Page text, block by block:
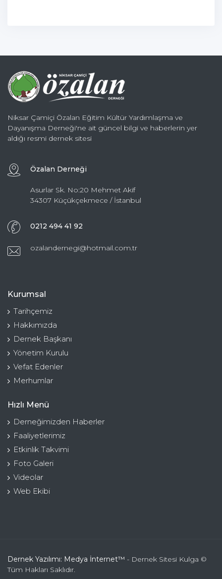
Niksar Çamiçi Özalan Eğitim Kültür Yardımlaşma ve
Dayanışma Derneği'ne ait güncel bilgi ve haberlerin yer
aldığı resmi dernek sitesi
Özalan Derneği
Asurlar Sk. No:20 Mehmet Akif
34307 Küçükçekmece / İstanbul
0212 494 41 92
ozalandernegi@hotmail.com.tr
Kurumsal
Tarihçemiz
Hakkımızda
Dernek Başkanı
Yönetim Kurulu
Vefat Edenler
Merhumlar
Hızlı Menü
Derneğimizden Haberler
Faaliyetlerimiz
Etkinlik Takvimi
Foto Galeri
Videolar
Web Ekibi
Dernek Yazılımı: Medya İnternet™ - Dernek Sitesi Kulga ©
Tüm Hakları Saklıdır.